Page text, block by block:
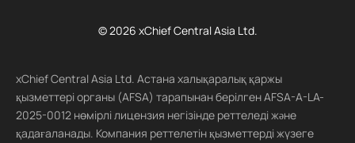
© 2026 xChief Central Asia Ltd.
xChief Central Asia Ltd. Астана халықаралық қаржы
қызметтері органы (AFSA) тарапынан берілген AFSA-A-LA-
2025-0012 нөмірлі лицензия негізінде реттеледі және
қадағаланады. Компания реттелетін қызметтерді жүзеге